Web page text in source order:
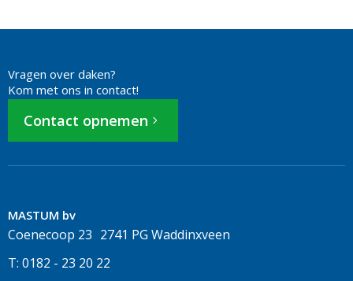
Vragen over daken?
Kom met ons in contact!
Contact opnemen
MASTUM bv
Coenecoop 23 2741 PG Waddinxveen
T: 0182 - 23 20 22